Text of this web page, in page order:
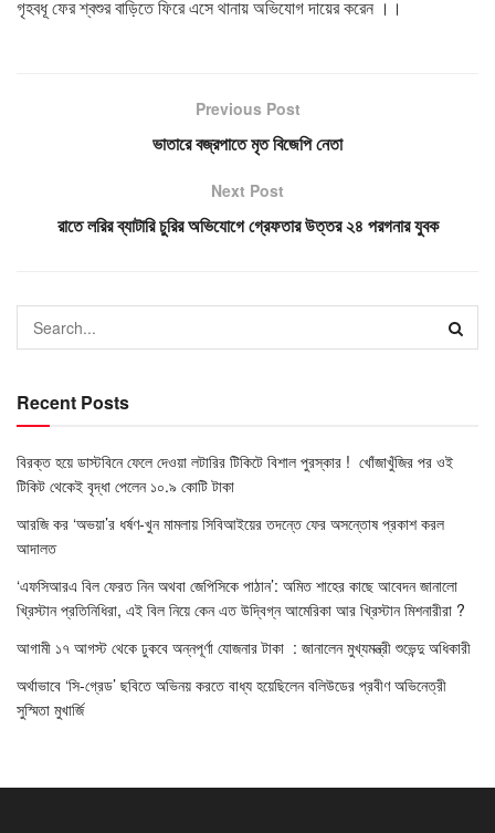
গৃহবধূ ফের শ্বশুর বাড়িতে ফিরে এসে থানায় অভিযোগ দায়ের করেন ।।
Previous Post
ভাতারে বজ্রপাতে মৃত বিজেপি নেতা
Next Post
রাতে লরির ব্যাটারি চুরির অভিযোগে গ্রেফতার উত্তর ২৪ পরগনার যুবক
Recent Posts
বিরক্ত হয়ে ডাস্টবিনে ফেলে দেওয়া লটারির টিকিটে বিশাল পুরস্কার ! খোঁজাখুঁজির পর ওই
টিকিট থেকেই বৃদ্ধা পেলেন ১০.৯ কোটি টাকা
আরজি কর ‘অভয়া’র ধর্ষণ-খুন মামলায় সিবিআইয়ের তদন্তে ফের অসন্তোষ প্রকাশ করল
আদালত
‘এফসিআরএ বিল ফেরত নিন অথবা জেপিসিকে পাঠান’: অমিত শাহের কাছে আবেদন জানালো
খ্রিস্টান প্রতিনিধিরা, এই বিল নিয়ে কেন এত উদ্বিগ্ন আমেরিকা আর খ্রিস্টান মিশনারীরা ?
আগামী ১৭ আগস্ট থেকে ঢুকবে অন্নপূর্ণা যোজনার টাকা : জানালেন মুখ্যমন্ত্রী শুভেন্দু অধিকারী
অর্থাভাবে ‘সি-গ্রেড’ ছবিতে অভিনয় করতে বাধ্য হয়েছিলেন বলিউডের প্রবীণ অভিনেত্রী
সুস্মিতা মুখার্জি